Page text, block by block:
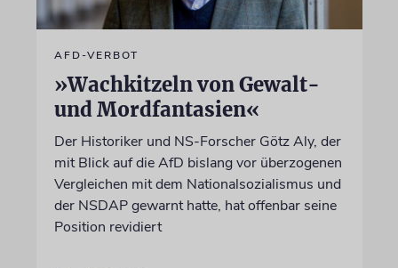
AFD-VERBOT
»Wachkitzeln von Gewalt-
und Mordfantasien«
Der Historiker und NS-Forscher Götz Aly, der
mit Blick auf die AfD bislang vor überzogenen
Vergleichen mit dem Nationalsozialismus und
der NSDAP gewarnt hatte, hat offenbar seine
Position revidiert